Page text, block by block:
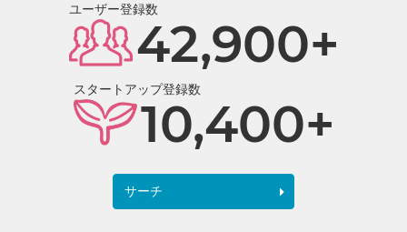
ユーザー登録数
42,900+
スタートアップ登録数
10,400+
サーチ